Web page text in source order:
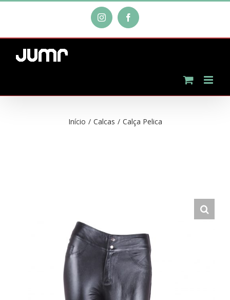
o
conteúdo
Instagram Facebook
Início / Calcas / Calça Pelica